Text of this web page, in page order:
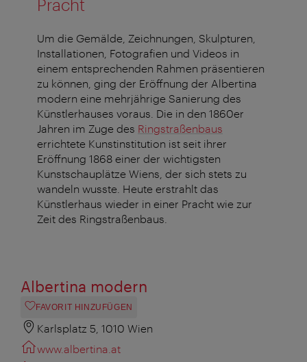
Pracht
Um die Gemälde, Zeichnungen, Skulpturen,
Installationen, Fotografien und Videos in
einem entsprechenden Rahmen präsentieren
zu können, ging der Eröffnung der Albertina
modern eine mehrjährige Sanierung des
Künstlerhauses voraus. Die in den 1860er
Jahren im Zuge des Ringstraßenbaus
errichtete Kunstinstitution ist seit ihrer
Eröffnung 1868 einer der wichtigsten
Kunstschauplätze Wiens, der sich stets zu
wandeln wusste. Heute erstrahlt das
Künstlerhaus wieder in einer Pracht wie zur
Zeit des Ringstraßenbaus.
Albertina modern
FAVORIT HINZUFÜGEN
Karlsplatz 5, 1010 Wien
www.albertina.at